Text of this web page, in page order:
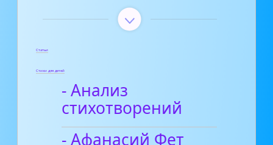
Статьи
Стихи для детей
- Анализ
стихотворений
- Афанасий Фет